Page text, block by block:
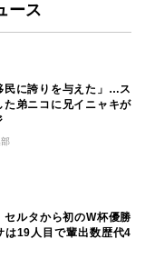
ース
民に誇りを与えた」…ス
た弟ニコに兄イニャキが
セルタから初のW杯優勝
19人目で輩出数歴代4